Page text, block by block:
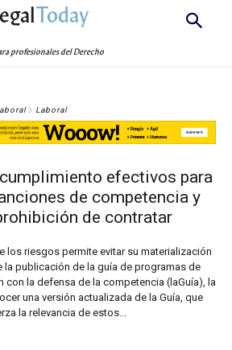
Today
profesionales del Derecho
Laboral
efectivos para
de competencia y
de contratar
los riesgos permite evitar su materialización
la publicación de la guía de programas de
con la defensa de la competencia (laGuía), la
una versión actualizada de la Guía, que
la relevancia de estos...